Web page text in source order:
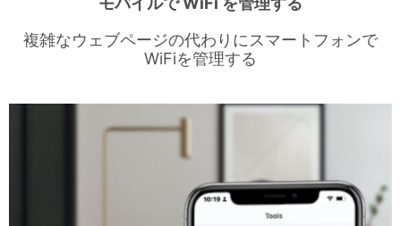
複雑なウェブページの代わりにスマートフォンで
WiFiを管理する